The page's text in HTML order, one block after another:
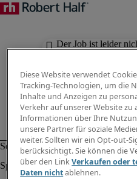
Der Job ist leider
Diese Website verwendet
Tracking-Technologien, um die
Inhalte und Anzeigen zu
Verkehr auf unserer Website zu
Informationen über Ihre
unsere Partner für soziale
weiter. Sollten wir ein Opt-out-
berücksichtigt. Sie können die
über den LinkVerkaufen oder
Daten nichtablehnen.